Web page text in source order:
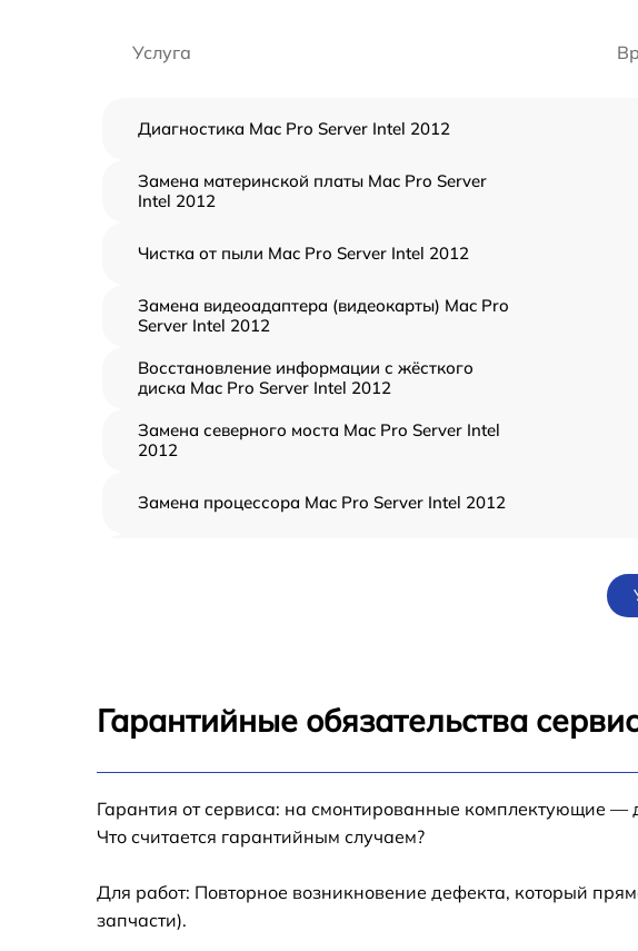
Услуга
Диагностика Mac Pro Server Intel 2012
Замена материнской платы Mac Pro Server
Intel 2012
Чистка от пыли Mac Pro Server Intel 2012
Замена видеоадаптера (видеокарты) Mac Pro
Server Intel 2012
Восстановление информации с жёсткого
диска Mac Pro Server Intel 2012
Замена северного моста Mac Pro Server Intel
2012
Замена процессора Mac Pro Server Intel 2012
Замена звуковой платы Mac Pro Server Intel
Гарантийные обязательства
Гарантия от сервиса: на смонтированные комплектующие —
Что считается гарантийным случаем?
Для работ: Повторное возникновение дефекта, который
запчасти).